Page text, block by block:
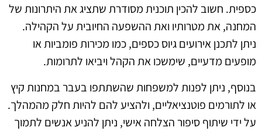
כספית. חשוב להכין תוכנית מסודרת שתציג את היתרונות של
המחנה, את מטרותיו ואת ההשפעה החיובית על הקהילה.
ניתן לתכנן אירועים גיוס כספים, כמו מכירות פומביות או
מופעים מדעיים, שימשכו את הקהל ויביאו לתרומות.
בנוסף, ניתן לפנות למשפחות שהשתתפו בעבר במחנות קיץ
או לתורמים פוטנציאליים, ולהציע להם להיות חלק מהמהלך.
על ידי שיתוף סיפור הצלחה אישי, ניתן להניע אנשים לתמוך